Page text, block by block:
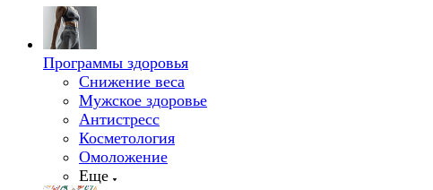
Программы здоровья
Снижение веса
Мужское здоровье
Антистресс
Косметология
Омоложение
Еще